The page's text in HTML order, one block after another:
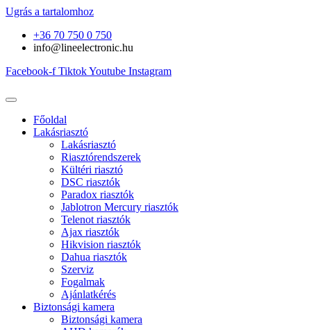
Ugrás a tartalomhoz
+36 70 750 0 750
info@lineelectronic.hu
Facebook-f TiktokYoutube Instagram
Főoldal
Lakásriasztó
Lakásriasztó
Riasztórendszerek
Kültéri riasztó
DSC riasztók
Paradox riasztók
Jablotron Mercury riasztók
Telenot riasztók
Ajax riasztók
Hikvision riasztók
Dahua riasztók
Szerviz
Fogalmak
Ajánlatkérés
Biztonsági kamera
Biztonsági kamera